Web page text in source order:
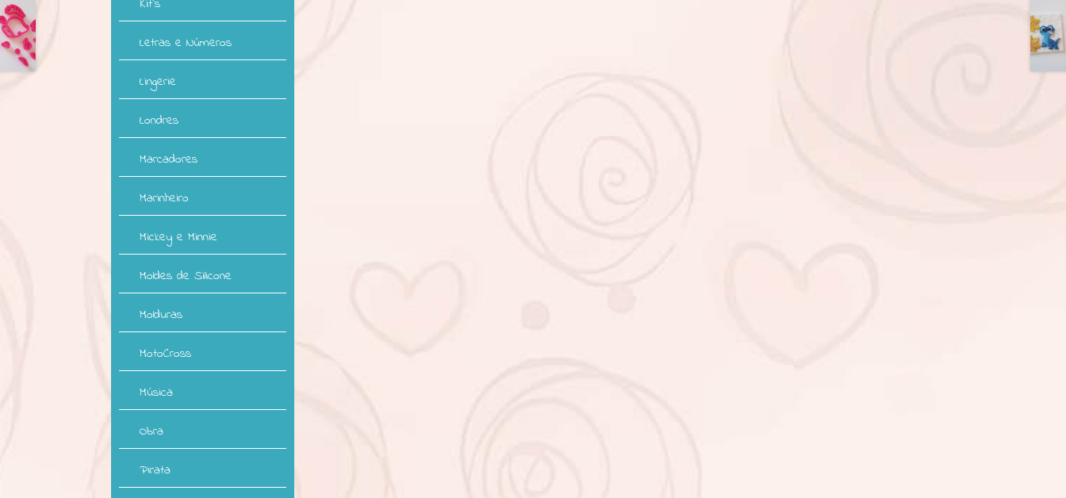
Kit`s
Letras e Números
Lingerie
Londres
Marcadores
Marinheiro
Mickey e Minnie
Moldes de Silicone
Molduras
MotoCross
Música
Obra
Pirata